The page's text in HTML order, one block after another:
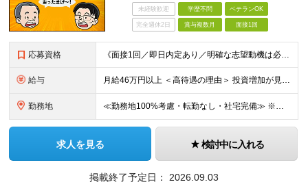
未経験歓迎 学歴不問 ベテランOK
完全週休2日 賞与複数月 面接1回
応募資格 《面接1回／即日内定あり／明確な志望動機は必要なし》 ◆学歴・年齢不問 ◆建設業界での実務経験や設備設計（電気設備、空調・衛生設備）、土木設計（橋梁／トンネル・道路・造成／上下水道）などの業界経験者
給与 月給46万円以上 ＜高待遇の理由＞ 投資増加が見込まれる領域へ大きな強みを持つ当社には、大手建設会社の元請けの大型工事が多数寄せられます。そのため、施工管理として働く皆さんを、高待遇でお迎えすること
勤務地 ≪勤務地100%考慮・転勤なし・社宅完備≫ ※配属は全国のプロジェクト先 ※あなたの希望を考慮し、勤務地を決定します。 ※U・Iターン歓迎 ※出張面接も可能です！お住まいの近くに伺います。(応相談
求人を見る 検討中に入れる
掲載終了予定日： 2026.09.03